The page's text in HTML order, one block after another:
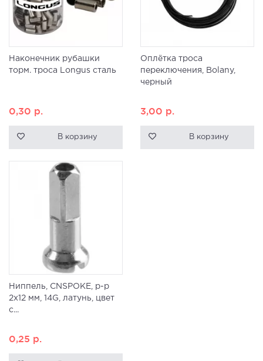
Наконечник рубашки
торм. троса Longus сталь
0,30 р.
В корзину
Оплётка троса
переключения, Bolany,
черный
3,00 р.
В корзину
Ниппель, CNSPOKE, р-р
2х12 мм, 14G, латунь, цвет
с...
0,25 р.